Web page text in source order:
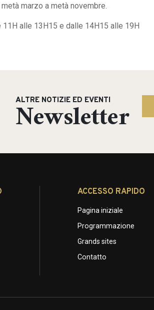
marzo a metà novembre.
11H alle 13H15 e dalle 14H15 alle 19H
ALTRE NOTIZIE ED EVENTI
Newsletter
ACCESSO RAPIDO
Pagina iniziale
Programmazione
Grands sites
Contatto